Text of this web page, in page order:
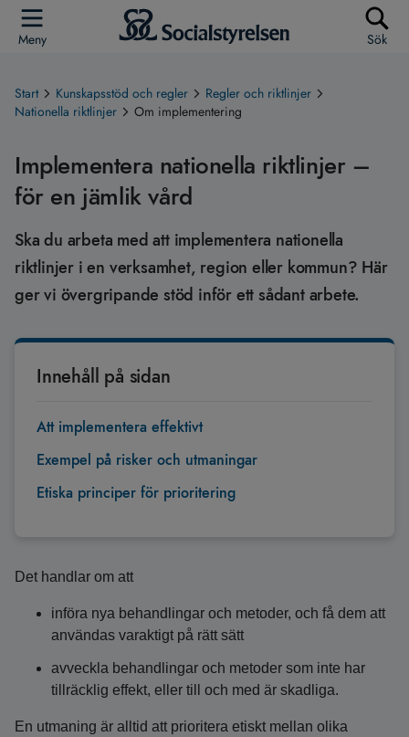
Meny Sök
Start Kunskapsstöd och regler
Regler och riktlinjer
Nationella riktlinjer
Om implementering
Implementera nationella riktlinjer –
för en jämlik vård
Ska du arbeta med att implementera nationella
riktlinjer i en verksamhet, region eller kommun? Här
ger vi övergripande stöd inför ett sådant arbete.
Innehåll på sidan
Att implementera effektivt
Exempel på risker och utmaningar
Etiska principer för prioritering
Det handlar om att
införa nya behandlingar och metoder, och få dem att
användas varaktigt på rätt sätt
avveckla behandlingar och metoder som inte har
tillräcklig effekt, eller till och med är skadliga.
En utmaning är alltid att prioritera etiskt mellan olika